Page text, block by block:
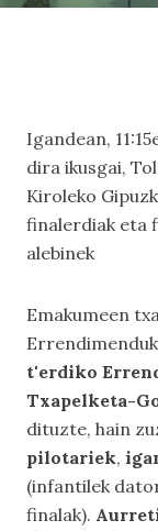
Igandean,
dira ikusgai,
Kiroleko
finalerdiak eta
alebinek
Emakumeen
t'erdiko
Txapelketa-
dituzte, hain
pilotariek,
(infantilek
finalak).